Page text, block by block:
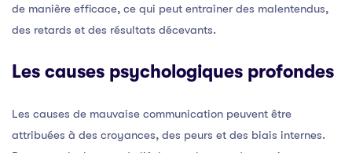
de manière efficace, ce qui peut entraîner des malentendus,
des retards et des résultats décevants.
Les causes psychologiques profondes
Les causes de mauvaise communication peuvent être
attribuées à des croyances, des peurs et des biais internes.